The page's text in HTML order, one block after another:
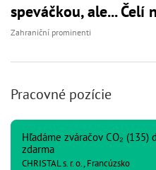
speváčkou, ale...
Zahraniční prominenti
Pracovné pozície
Hľadáme zváračov CO₂
zdarma
CHRISTAL s. r. o., Francúzsko